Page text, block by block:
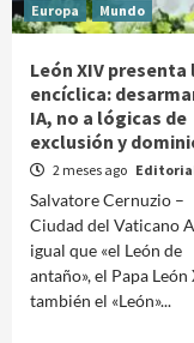
Europa Mundo
León XIV presenta
encíclica:
IA, no a lógicas de
exclusión y
2 meses ago
Salvatore Cernuzio –
Ciudad del Vaticano
igual que «el León de
antaño», el Papa León
también el «León»...